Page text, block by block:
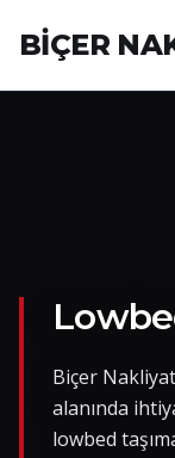
BİÇER
Nakliye Yük
İletişim
Biçer
alanında
lowbed